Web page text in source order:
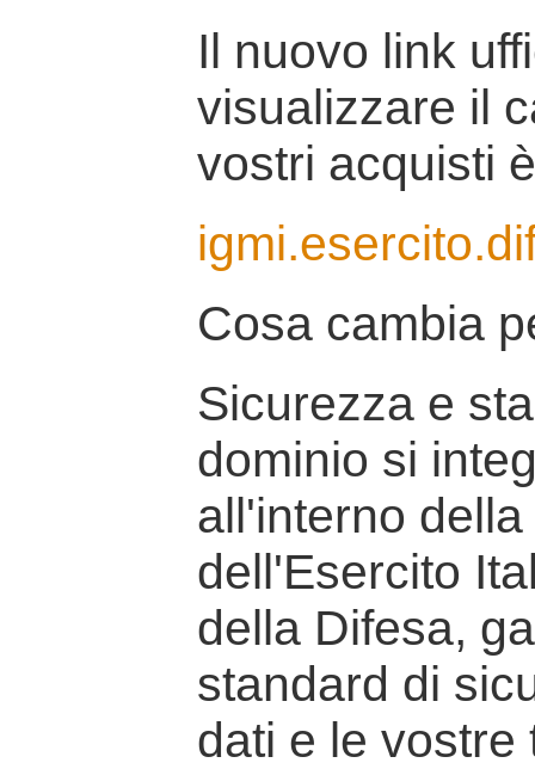
Il nuovo link
visualizzare il
vostri acquisti
Cosa cambia
Sicurezza e
dominio si
all'interno
dell'Esercito
della Difesa,
standard di
dati e le vostre